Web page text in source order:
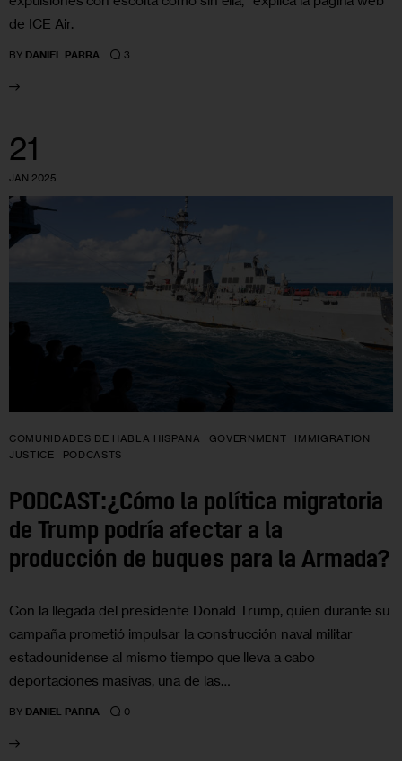
de ICE Air.
BY DANIEL PARRA 3
21
JAN 2025
COMUNIDADES DE HABLA HISPANA GOVERNMENT
IMMIGRATION
JUSTICE
PODCASTS
PODCAST:¿Cómo la política migratoria
de Trump podría afectar a la
producción de buques para la Armada?
Con la llegada del presidente Donald Trump, quien durante su
campaña prometió impulsar la construcción naval militar
estadounidense al mismo tiempo que lleva a cabo
deportaciones masivas, una de las…
BY DANIEL PARRA 0